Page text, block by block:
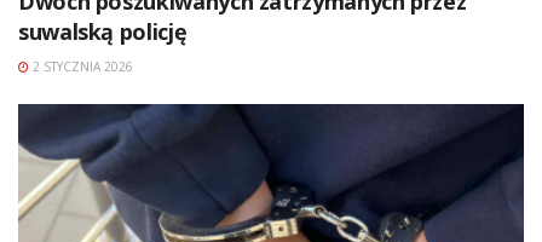
suwalską policję
2 STYCZNIA 2026